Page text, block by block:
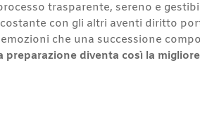
trasparente, sereno e
con gli altri aventi diritto
che una successione
preparazione diventa così la